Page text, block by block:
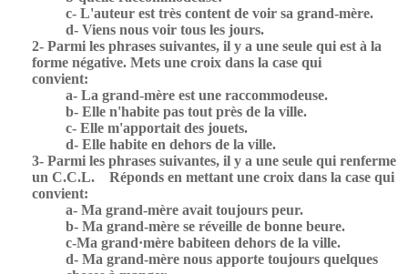
c- L'auteur est très content de voir sa grand-mère.
d- Viens nous voir tous les jours.
2- Parmi les phrases suivantes, il y a une seule qui est à la
forme négative. Mets une croix dans la case qui
convient:
a- La grand-mère est une raccommodeuse.
b- Elle n'habite pas tout près de la ville.
c- Elle m'apportait des jouets.
d- Elle habite en dehors de la ville.
3- Parmi les phrases suivantes, il y a une seule qui renferme
un C.C.L.
Réponds en mettant une croix dans la case qui
convient:
a- Ma grand-mère avait toujours peur.
b- Ma grand-mère se réveille de bonne beure.
c-Ma grand·mère babiteen dehors de la ville.
d- Ma grand-mère nous apporte toujours quelques